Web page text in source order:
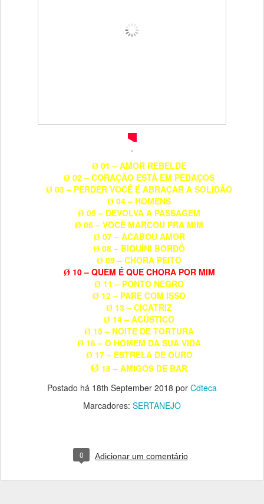
Ø 01 – AMOR REBELDE
Ø 02 – CORAÇÃO ESTÁ EM PEDAÇOS
Ø 03 – PERDER VOCÊ É ABRAÇAR A SOLIDÃO
Ø 04 – HOMENS
Ø 05 – DEVOLVA A PASSAGEM
Ø 06 – VOCÊ MARCOU PRA MIM
Ø 07 – ACABOU AMOR
Ø 08 – BIQUÍNI BORDÔ
Ø 09 – CHORA PEITO
Ø 10 – QUEM É QUE CHORA POR MIM
Ø 11 – PONTO NEGRO
Ø 12 – PARE COM ISSO
Ø 13 – CICATRIZ
Ø 14 – ACÚSTICO
Ø 15 – NOITE DE TORTURA
Ø 16 – O HOMEM DA SUA VIDA
Ø 17 – ESTRELA DE OURO
Ø 18 – AMIGOS DE BAR
Postado há 18th September 2018 por Cdteca
Marcadores: SERTANEJO
0 Adicionar um comentário